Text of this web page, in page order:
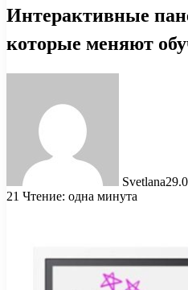
Интерактивные
которые меняют
Svetlana
21 Чтение: одна минута